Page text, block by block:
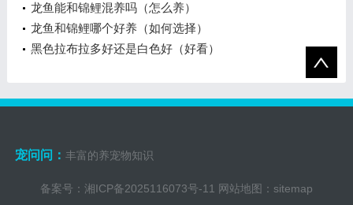
龙鱼能和锦鲤混养吗（怎么养）
龙鱼和锦鲤哪个好养（如何选择）
黑色拉布拉多好还是白色好（好看）
宠问问： 丰富的养宠物知识
备案号： 湘ICP备2025116073号-11 网站地图： sitemap